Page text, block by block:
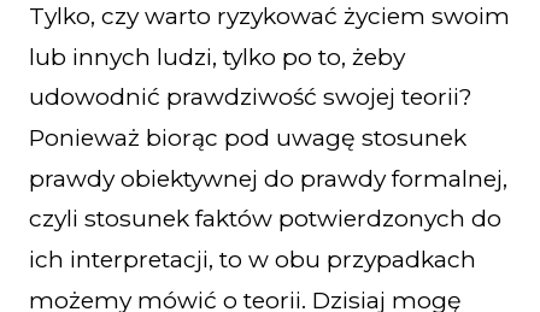
Tylko, czy warto ryzykować życiem swoim
lub innych ludzi, tylko po to, żeby
udowodnić prawdziwość swojej teorii?
Ponieważ biorąc pod uwagę stosunek
prawdy obiektywnej do prawdy formalnej,
czyli stosunek faktów potwierdzonych do
ich interpretacji, to w obu przypadkach
możemy mówić o teorii. Dzisiaj mogę